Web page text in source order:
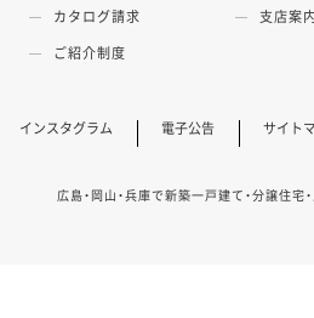
カタログ請求
支店案内
ご紹介制度
広島・岡山・兵庫で新築一戸建て・分譲住
インスタグラム 電子公告 サイト